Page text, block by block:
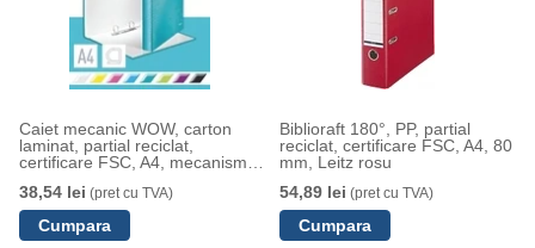
Caiet mecanic WOW, carton
laminat, partial reciclat,
certificare FSC, A4, mecanism
38,54 lei (pret cu TVA)
Biblioraft 180°, PP, partial
reciclat, certificare FSC, A4, 80
mm, Leitz rosu
54,89 lei (pret cu TVA)